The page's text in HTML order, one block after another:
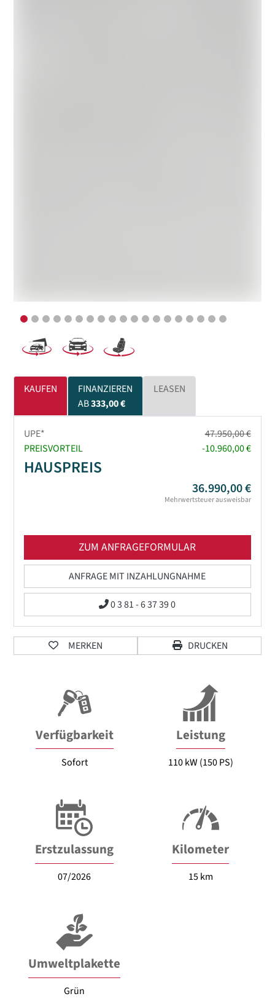
KAUFEN
FINANZIEREN
AB333,00 €
LEASEN
UPE*
47.950,00 €
PREISVORTEIL
-10.960,00 €
HAUSPREIS
36.990,00 €
Mehrwertsteuer ausweisbar
ZUM ANFRAGEFORMULAR
ANFRAGE MIT INZAHLUNGNAHME
0 3 81 - 6 37 39 0
MERKEN DRUCKEN
Verfügbarkeit
Sofort
Leistung
110 kW (150 PS)
Erstzulassung
07/2026
Kilometer
15 km
Umweltplakette
Grün